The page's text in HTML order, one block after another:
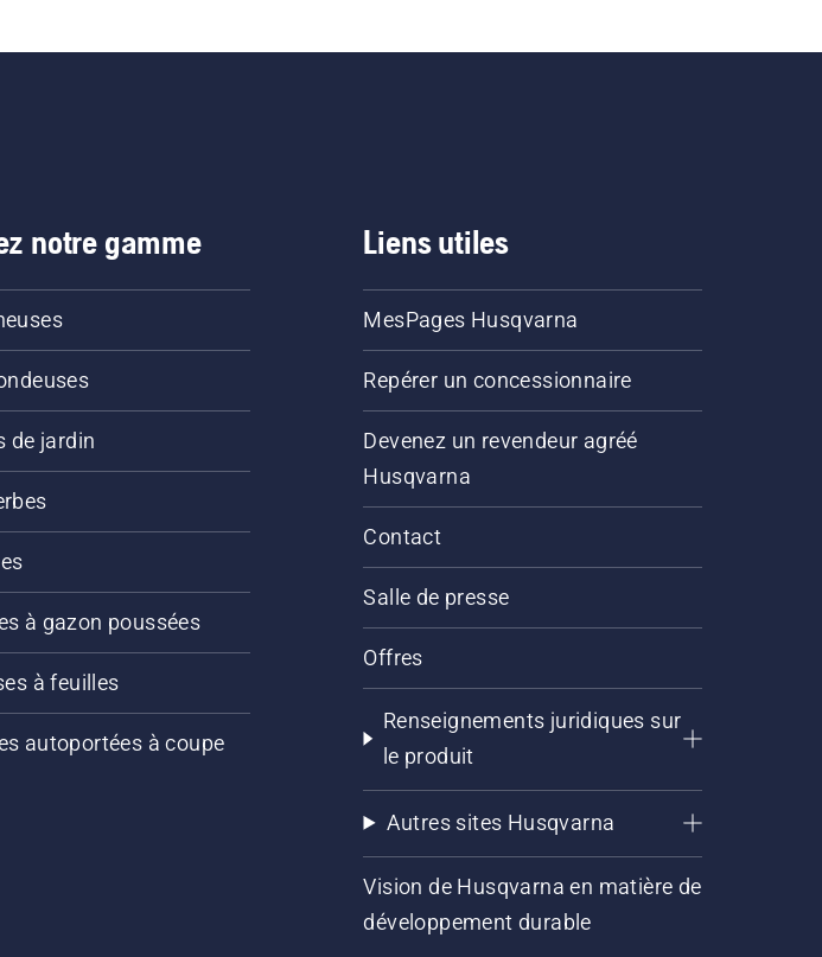
notre gamme
de jardin
à gazon poussées
à feuilles
autoportées à coupe
Liens utiles
MesPages Husqvarna
Repérer un concessionnaire
Devenez un revendeur agréé
Husqvarna
Contact
Salle de presse
Offres
Renseignements juridiques sur
le produit
Autres sites Husqvarna
Vision de Husqvarna en matière de
développement durable